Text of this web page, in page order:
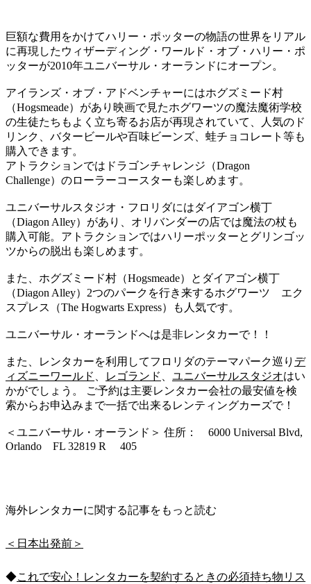
巨額な費用をかけてハリー・ポッターの物語の世界をリアル
に再現したウィザーディング・ワールド・オブ・ハリー・ポ
ッターが2010年ユニバーサル・オーランドにオープン。
アイランズ・オブ・アドベンチャーにはホグズミード村
（Hogsmeade）があり映画で見たホグワーツの魔法魔術学校
の生徒たちもよく立ち寄るお店が再現されていて、人気のド
リンク、バタービールや百味ビーンズ、蛙チョコレート等も
購入できます。
アトラクションではドラゴンチャレンジ（Dragon
Challenge）のローラーコースターも楽しめます。
ユニバーサルスタジオ・フロリダにはダイアゴン横丁
（Diagon Alley）があり、オリバンダーの店では魔法の杖も
購入可能。アトラクションではハリーポッターとグリンゴッ
ツからの脱出も楽しめます。
また、ホグズミード村（Hogsmeade）とダイアゴン横丁
（Diagon Alley）2つのパークを行き来するホグワーツ エク
スプレス（The Hogwarts Express）も人気です。
ユニバーサル・オーランドへは是非レンタカーで！！
また、レンタカーを利用してフロリダのテーマパーク巡り デ
ィズニーワールド
レゴランド ユニバーサルスタジオはい
かがでしょう。 ご予約は主要レンタカー会社の最安値を検
索からお申込みまで一括で出来るレンティングカーズで！
＜ユニバーサル・オーランド＞ 住所： 6000 Universal Blvd,
Orlando FL 32819 R 405
海外レンタカーに関する記事をもっと読む
＜日本出発前＞
◆これで安心！レンタカーを契約するときの必須持ち物リス